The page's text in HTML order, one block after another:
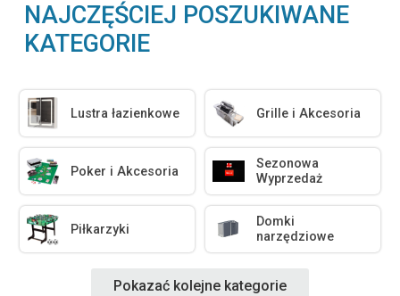
NAJCZĘŚCIEJ POSZUKIWANE
KATEGORIE
Lustra łazienkowe Grille i Akcesoria
Poker i Akcesoria
Sezonowa
Wyprzedaż
Piłkarzyki
Domki
narzędziowe
Pokazać kolejne kategorie